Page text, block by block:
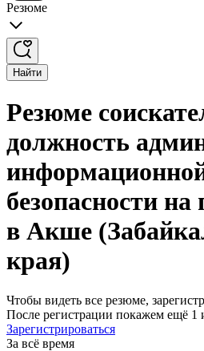
Резюме
Найти
Резюме
должность
безопасности
в Акше
края)
Чтобы видеть все резюме,
После регистрации покажем ещё 1
Зарегистрироваться
За всё время